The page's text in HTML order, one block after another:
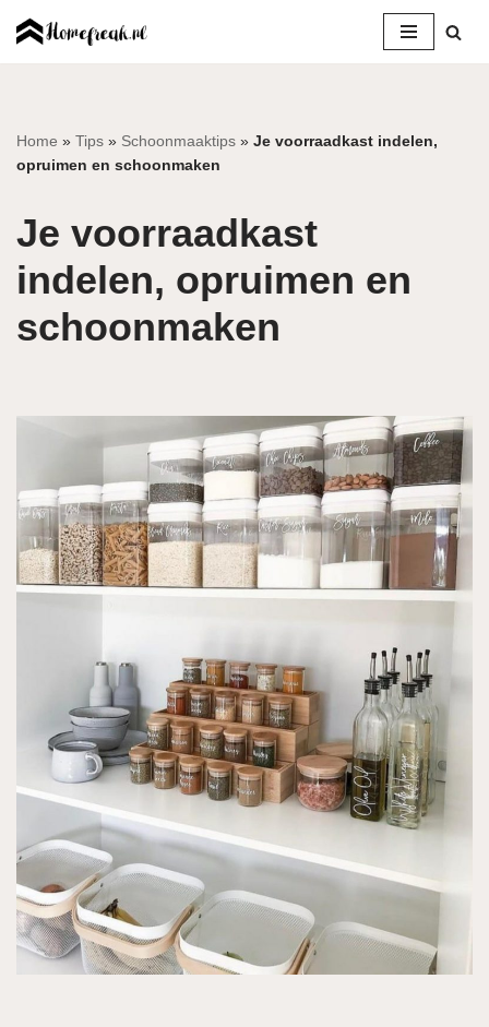
inhoud
Home » Tips » Schoonmaaktips » Je voorraadkast indelen,
opruimen en schoonmaken
Je voorraadkast
indelen, opruimen en
schoonmaken